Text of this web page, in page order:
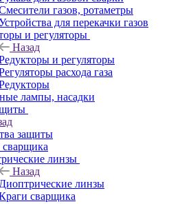
газов, ротаметры
для перекачки газов
и регуляторы
Назад
и регуляторы
расхода газа
лампы, насадки
защиты
линзы
Назад
Диоптрические линзы
сварщика